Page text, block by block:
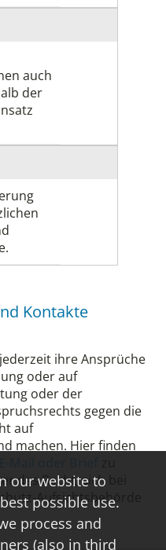
auch
der
Kontakte
ihre Ansprüche
oder auf
oder der
gegen die
auf
machen. Hier finden
das Recht, sich bei
Aufsichtsbehörde
our website to
possible use.
process and
(also in third